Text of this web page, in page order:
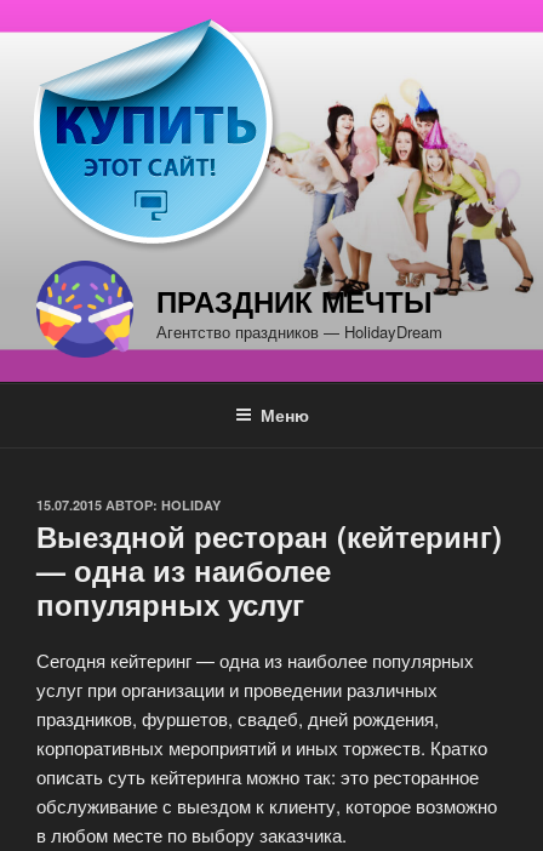
содержимому
ПРАЗДНИК МЕЧТЫ
Агентство праздников — HolidayDream
Меню
ОПУБЛИКОВАНО
15.07.2015 АВТОР: HOLIDAY
Выездной ресторан (кейтеринг)
— одна из наиболее
популярных услуг
Сегодня кейтеринг — одна из наиболее популярных
услуг при организации и проведении различных
праздников, фуршетов, свадеб, дней рождения,
корпоративных мероприятий и иных торжеств. Кратко
описать суть кейтеринга можно так: это ресторанное
обслуживание с выездом к клиенту, которое возможно
в любом месте по выбору заказчика.